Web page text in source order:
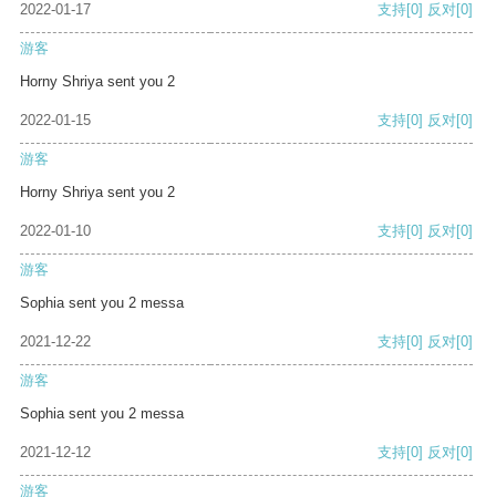
2022-01-17 支持[0] 反对[0]
游客
Horny Shriya sent you 2
2022-01-15 支持[0] 反对[0]
游客
Horny Shriya sent you 2
2022-01-10 支持[0] 反对[0]
游客
Sophia sent you 2 messa
2021-12-22 支持[0] 反对[0]
游客
Sophia sent you 2 messa
2021-12-12 支持[0] 反对[0]
游客